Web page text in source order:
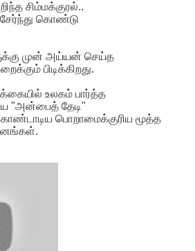
சிம்மக்குரல்..
கொண்டு
முன் அய்யன் செய்த
பிடிக்கிறது.
உலகம் பார்த்த
"அன்பைத் தேடி"
பொறாமைக்குரிய மூத்த